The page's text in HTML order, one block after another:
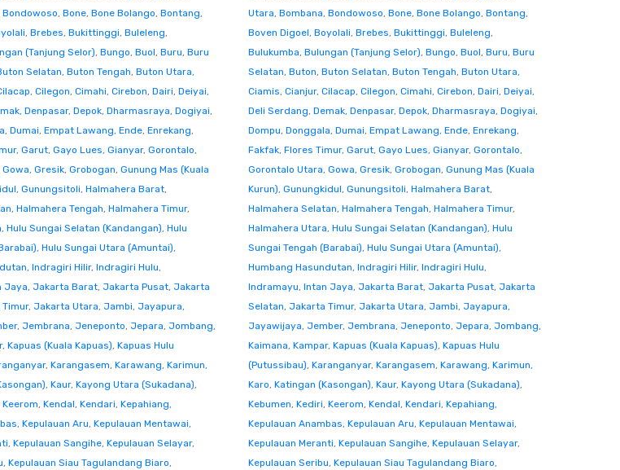
Bondowoso, Bone, Bone Bolango, Bontang,
, Brebes, Bukittinggi, Buleleng,
(Tanjung Selor), Bungo, Buol, Buru, Buru
Selatan, Buton Tengah, Buton Utara,
, Cilegon, Cimahi, Cirebon, Dairi, Deiyai,
, Denpasar, Depok, Dharmasraya, Dogiyai,
, Dumai, Empat Lawang, Ende, Enrekang,
, Garut, Gayo Lues, Gianyar, Gorontalo,
Gowa, Gresik, Grobogan, Gunung Mas (Kuala
, Gunungsitoli, Halmahera Barat,
, Halmahera Tengah, Halmahera Timur,
, Hulu Sungai Selatan (Kandangan), Hulu
, Hulu Sungai Utara (Amuntai),
, Indragiri Hilir, Indragiri Hulu,
Jaya, Jakarta Barat, Jakarta Pusat, Jakarta
, Jakarta Utara, Jambi, Jayapura,
, Jembrana, Jeneponto, Jepara, Jombang,
, Kapuas (Kuala Kapuas), Kapuas Hulu
, Karangasem, Karawang, Karimun,
, Kaur, Kayong Utara (Sukadana),
Keerom, Kendal, Kendari, Kepahiang,
, Kepulauan Aru, Kepulauan Mentawai,
, Kepulauan Sangihe, Kepulauan Selayar,
, Kepulauan Siau Tagulandang Biaro,
Utara, Bombana, Bondowoso, Bone, Bone Bolango, Bontang,
Boven Digoel, Boyolali, Brebes, Bukittinggi, Buleleng,
Bulukumba, Bulungan (Tanjung Selor), Bungo, Buol, Buru, Buru
Selatan, Buton, Buton Selatan, Buton Tengah, Buton Utara,
Ciamis, Cianjur, Cilacap, Cilegon, Cimahi, Cirebon, Dairi, Deiyai,
Deli Serdang, Demak, Denpasar, Depok, Dharmasraya, Dogiyai,
Dompu, Donggala, Dumai, Empat Lawang, Ende, Enrekang,
Fakfak, Flores Timur, Garut, Gayo Lues, Gianyar, Gorontalo,
Gorontalo Utara, Gowa, Gresik, Grobogan, Gunung Mas (Kuala
Kurun), Gunungkidul, Gunungsitoli, Halmahera Barat,
Halmahera Selatan, Halmahera Tengah, Halmahera Timur,
Halmahera Utara, Hulu Sungai Selatan (Kandangan), Hulu
Sungai Tengah (Barabai), Hulu Sungai Utara (Amuntai),
Humbang Hasundutan, Indragiri Hilir, Indragiri Hulu,
Indramayu, Intan Jaya, Jakarta Barat, Jakarta Pusat, Jakarta
Selatan, Jakarta Timur, Jakarta Utara, Jambi, Jayapura,
Jayawijaya, Jember, Jembrana, Jeneponto, Jepara, Jombang,
Kaimana, Kampar, Kapuas (Kuala Kapuas), Kapuas Hulu
(Putussibau), Karanganyar, Karangasem, Karawang, Karimun,
Karo, Katingan (Kasongan), Kaur, Kayong Utara (Sukadana),
Kebumen, Kediri, Keerom, Kendal, Kendari, Kepahiang,
Kepulauan Anambas, Kepulauan Aru, Kepulauan Mentawai,
Kepulauan Meranti, Kepulauan Sangihe, Kepulauan Selayar,
Kepulauan Seribu, Kepulauan Siau Tagulandang Biaro,